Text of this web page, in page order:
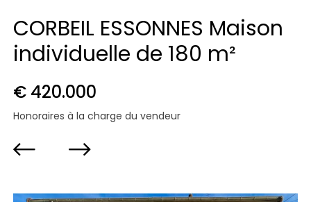
CORBEIL ESSONNES Maison
individuelle de 180 m²
€ 420.000
Honoraires à la charge du vendeur